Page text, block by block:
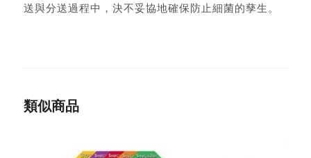
送與分送過程中，決不妥協地確保防止細菌的孳生。
類似商品